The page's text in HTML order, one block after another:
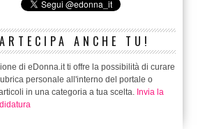
ANCHE TU!
di eDonna.it ti offre la possibilità di curare
personale all'interno del portale o
in una categoria a tua scelta. Invia la